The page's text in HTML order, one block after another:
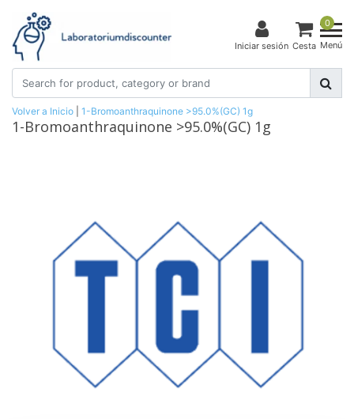
Iniciar sesión
0
Cesta Menú
Volver a Inicio 1-Bromoanthraquinone >95.0%(GC) 1g
1-Bromoanthraquinone >95.0%(GC) 1g